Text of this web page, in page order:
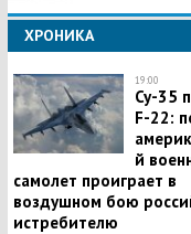
ХРОНИКА
19:00
Су-35
F-22:
й
самолет проиграет в
воздушном бою
истребителю